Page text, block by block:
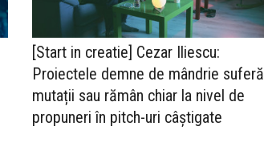
[Start in creatie] Cezar Iliescu:
Proiectele demne de mândrie suferă
mutații sau rămân chiar la nivel de
propuneri în pitch-uri câștigate